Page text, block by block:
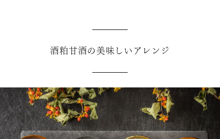
酒粕甘酒の美味しいアレンジ